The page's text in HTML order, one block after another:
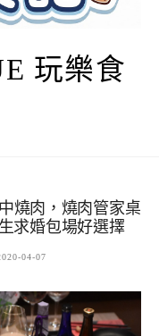
玩樂食
燒肉，燒肉管家桌
求婚包場好選擇
04-07